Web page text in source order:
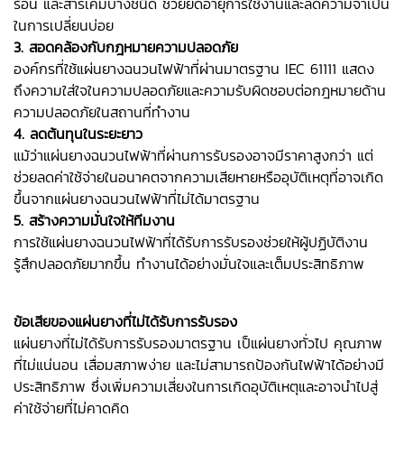
ในการเปลี่ยนบ่อย
3. สอดคล้องกับกฎหมายความปลอดภัย
องค์กรที่ใช้แผ่นยางฉนวนไฟฟ้าที่ผ่านมาตรฐาน IEC 61111 แสดง
ถึงความใส่ใจในความปลอดภัยและความรับผิดชอบต่อกฎหมายด้าน
ความปลอดภัยในสถานที่ทำงาน
4. ลดต้นทุนในระยะยาว
แม้ว่าแผ่นยางฉนวนไฟฟ้าที่ผ่านการรับรองอาจมีราคาสูงกว่า แต่
ช่วยลดค่าใช้จ่ายในอนาคตจากความเสียหายหรืออุบัติเหตุที่อาจเกิด
ขึ้นจากแผ่นยางฉนวนไฟฟ้าที่ไม่ได้มาตรฐาน
5. สร้างความมั่นใจให้ทีมงาน
การใช้แผ่นยางฉนวนไฟฟ้าที่ได้รับการรับรองช่วยให้ผู้ปฏิบัติงาน
รู้สึกปลอดภัยมากขึ้น ทำงานได้อย่างมั่นใจและเต็มประสิทธิภาพ
ข้อเสียของแผ่นยางที่ไม่ได้รับการรับรอง
แผ่นยางที่ไม่ได้รับการรับรองมาตรฐาน เป็แผ่นยางทั่วไป คุณภาพ
ที่ไม่แน่นอน เสื่อมสภาพง่าย และไม่สามารถป้องกันไฟฟ้าได้อย่างมี
ประสิทธิภาพ ซึ่งเพิ่มความเสี่ยงในการเกิดอุบัติเหตุและอาจนำไปสู่
ค่าใช้จ่ายที่ไม่คาดคิด